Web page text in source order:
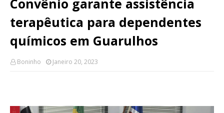
Convênio garante assistência
terapêutica para dependentes
químicos em Guarulhos
Boninho Janeiro 20, 2023